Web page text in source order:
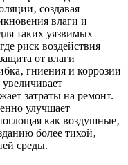
создавая
влаги и
таких уязвимых
риск воздействия
от влаги
гниения и коррозии
затраты на ремонт.
улучшает
как воздушные‚
более тихой‚
среды.